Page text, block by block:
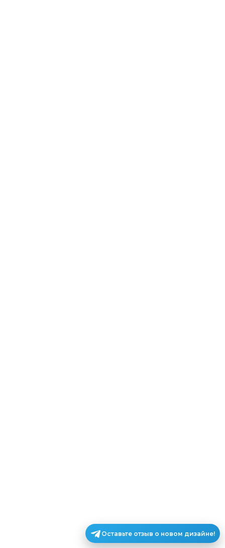
Оставьте отзыв о новом дизайне!